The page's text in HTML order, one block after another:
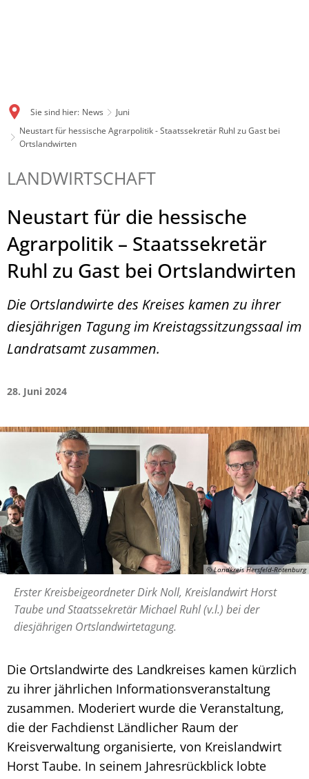
Sie sind hier: News
Juni
Neustart für hessische Agrarpolitik - Staatssekretär Ruhl zu Gast bei
Ortslandwirten
LANDWIRTSCHAFT
Neustart für die hessische
Agrarpolitik – Staatssekretär
Ruhl zu Gast bei Ortslandwirten
Die Ortslandwirte des Kreises kamen zu ihrer
diesjährigen Tagung im Kreistagssitzungssaal im
Landratsamt zusammen.
28. Juni 2024
© Landkreis Hersfeld-Rotenburg
Erster Kreisbeigeordneter Dirk Noll, Kreislandwirt Horst
Taube und Staatssekretär Michael Ruhl (v.l.) bei der
diesjährigen Ortslandwirtetagung.
Die Ortslandwirte des Landkreises kamen kürzlich
zu ihrer jährlichen Informationsveranstaltung
zusammen. Moderiert wurde die Veranstaltung,
die der Fachdienst Ländlicher Raum der
Kreisverwaltung organisierte, von Kreislandwirt
Horst Taube. In seinem Jahresrückblick lobte